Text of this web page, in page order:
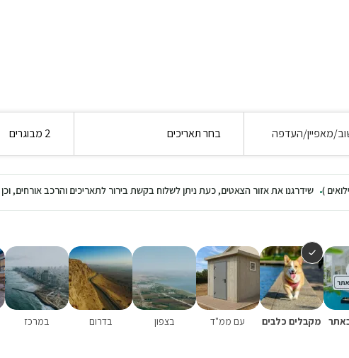
מאפיין/העדפה בחר תאריכים 2 מבוגרים
) שידרגנו את אזור הצאטים, כעת ניתן לשלוח בקשת בירור לתאריכים והרכב אורחים,
מקבלים כלבים עם ממ"ד בצפון בדרום במרכז